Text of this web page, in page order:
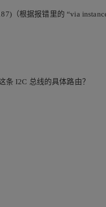
（根据报错里的 “via
条 I2C 总线的具体路由？